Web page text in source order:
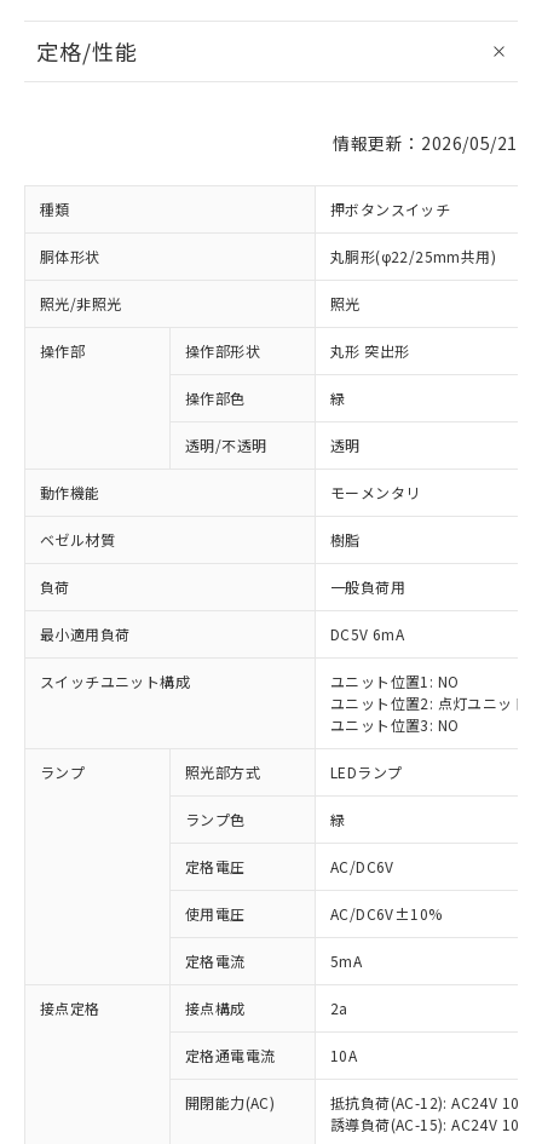
定格/性能
情報更新：2026/05/21
種類 押ボタンスイッチ
胴体形状 丸胴形(φ22/25mm共用)
照光/非照光 照光
操作部 操作部形状 丸形 突出形
操作部色 緑
透明/不透明 透明
動作機能 モーメンタリ
ベゼル材質 樹脂
負荷 一般負荷用
最小適用負荷 DC5V 6mA
スイッチユニット構成
ユニット位置1: NO
ユニット位置2: 点灯ユニット
ユニット位置3: NO
ランプ 照光部方式 LEDランプ
ランプ色 緑
定格電圧 AC/DC6V
使用電圧 AC/DC6V±10%
定格電流 5mA
接点定格 接点構成 2a
定格通電電流 10A
開閉能力(AC)
抵抗負荷(AC-12): AC24V 10A/
誘導負荷(AC-15): AC24V
ご利用条件
以下の条件をお読みいただき、同意のうえ
ご利用ください。
本サービスは、当社制御機器事業取扱
商品の当社在庫状況および標準価格
(税抜)を提供させていただくもので
当社制御機器事業取扱商品の中には、
対応済み：EU RoHS指令（10物質）の
非含有に対応した製品が提供可能な商品で
対応予定：EU RoHS指令（10物質）の非含
有に対応した製品に切り替える予定のある
対応予定なし：EU RoHS指令（10物質）の
非含有に非対応の商品で、対応品を出す予
調査・確認中：EU RoHS指令（10物質）の
非含有の対応状況を調査中または確認中の
非該当品：ライセンス料など無形物で、有
害物質有無と関係のない商品です。
仕入先様の事情により、非含有部品として
「○」：最大均質材料含有率が中国RoHSの
基準値以下であることを示します。
「×」：最大均質材料含有率が中国RoHSの